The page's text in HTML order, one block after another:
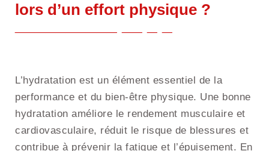
lors d’un effort physique ?
L’hydratation est un élément essentiel de la
performance et du bien-être physique. Une bonne
hydratation améliore le rendement musculaire et
cardiovasculaire, réduit le risque de blessures et
contribue à prévenir la fatigue et l’épuisement. En